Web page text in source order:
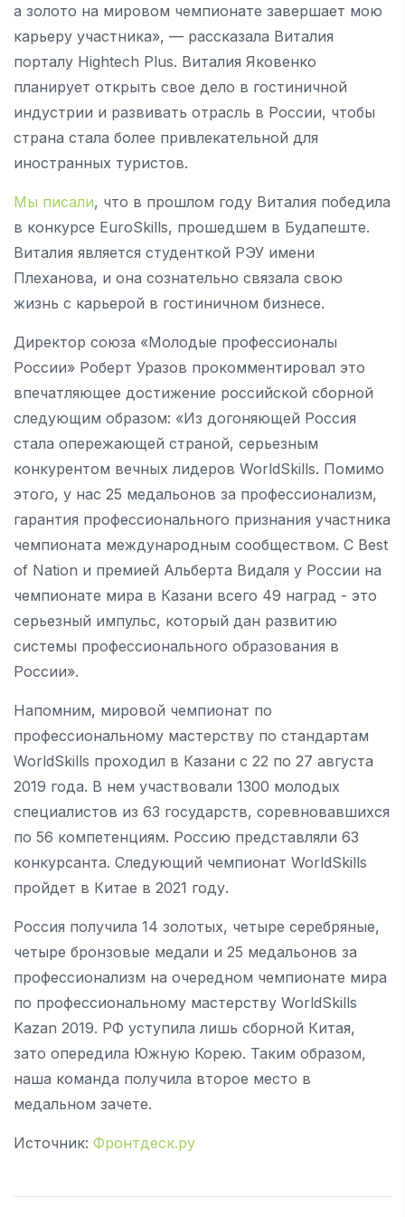
а золото на мировом чемпионате завершает мою
карьеру участника», — рассказала Виталия
порталу Hightech Plus. Виталия Яковенко
планирует открыть свое дело в гостиничной
индустрии и развивать отрасль в России, чтобы
страна стала более привлекательной для
иностранных туристов.
Мы писали, что в прошлом году Виталия победила
в конкурсе EuroSkills, прошедшем в Будапеште.
Виталия является студенткой РЭУ имени
Плеханова, и она сознательно связала свою
жизнь с карьерой в гостиничном бизнесе.
Директор союза «Молодые профессионалы
России» Роберт Уразов прокомментировал это
впечатляющее достижение российской сборной
следующим образом: «Из догоняющей Россия
стала опережающей страной, серьезным
конкурентом вечных лидеров WorldSkills. Помимо
этого, у нас 25 медальонов за профессионализм,
гарантия профессионального признания участника
чемпионата международным сообществом. С Best
of Nation и премией Альберта Видаля у России на
чемпионате мира в Казани всего 49 наград - это
серьезный импульс, который дан развитию
системы профессионального образования в
России».
Напомним, мировой чемпионат по
профессиональному мастерству по стандартам
WorldSkills проходил в Казани с 22 по 27 августа
2019 года. В нем участвовали 1300 молодых
специалистов из 63 государств, соревновавшихся
по 56 компетенциям. Россию представляли 63
конкурсанта. Следующий чемпионат WorldSkills
пройдет в Китае в 2021 году.
Россия получила 14 золотых, четыре серебряные,
четыре бронзовые медали и 25 медальонов за
профессионализм на очередном чемпионате мира
по профессиональному мастерству WorldSkills
Kazan 2019. РФ уступила лишь сборной Китая,
зато опередила Южную Корею. Таким образом,
наша команда получила второе место в
медальном зачете.
Источник: Фронтдеск.ру